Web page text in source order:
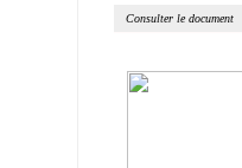
Consulter le document